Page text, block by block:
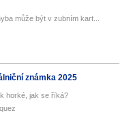
může být v zubním kart...
známka 2025
horké, jak se říká?